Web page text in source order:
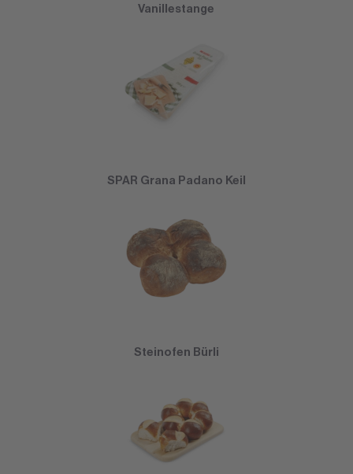
Vanillestange
SPAR Grana Padano Keil
Steinofen Bürli